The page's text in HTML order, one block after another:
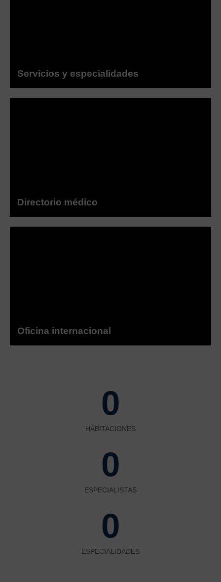
Servicios y especialidades
Directorio médico
Oficina internacional
HABITACIONES
0
ESPECIALISTAS
0
ESPECIALIDADES
0